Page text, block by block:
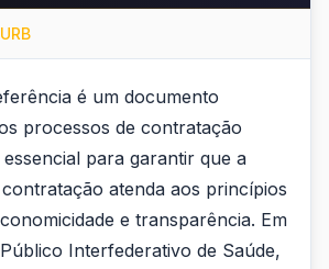
é um documento
processos de contratação
para garantir que a
atenda aos princípios
e transparência. Em
Interfederativo de Saúde,